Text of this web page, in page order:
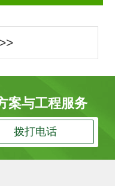
案与工程服务
拨打电话